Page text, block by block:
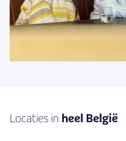
Locaties in heel België